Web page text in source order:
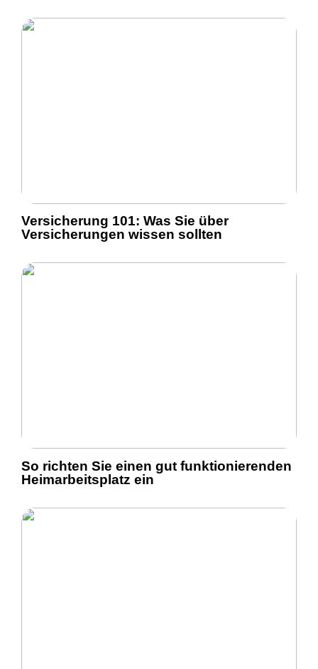
Versicherung 101: Was Sie über
Versicherungen wissen sollten
So richten Sie einen gut funktionierenden
Heimarbeitsplatz ein